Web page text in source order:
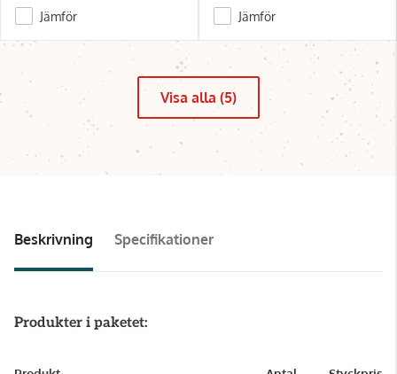
Jämför Jämför
Visa alla (5)
Beskrivning Specifikationer
Produkter i paketet: